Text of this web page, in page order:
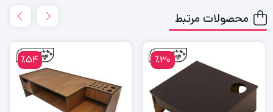
محصولات مرتبط
٪30 ٪54